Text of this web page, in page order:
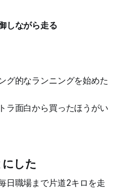
しながら走る
グ的なランニングを始めた
ラ面白から買ったほうがい
した
日職場まで片道2キロを走